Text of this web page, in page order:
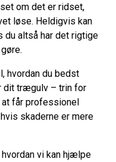
om det er ridset,
løse. Heldigvis kan
altså har det rigtige
hvordan du bedst
dit trægulv – trin for
at får professionel
skaderne er mere
vi kan hjælpe